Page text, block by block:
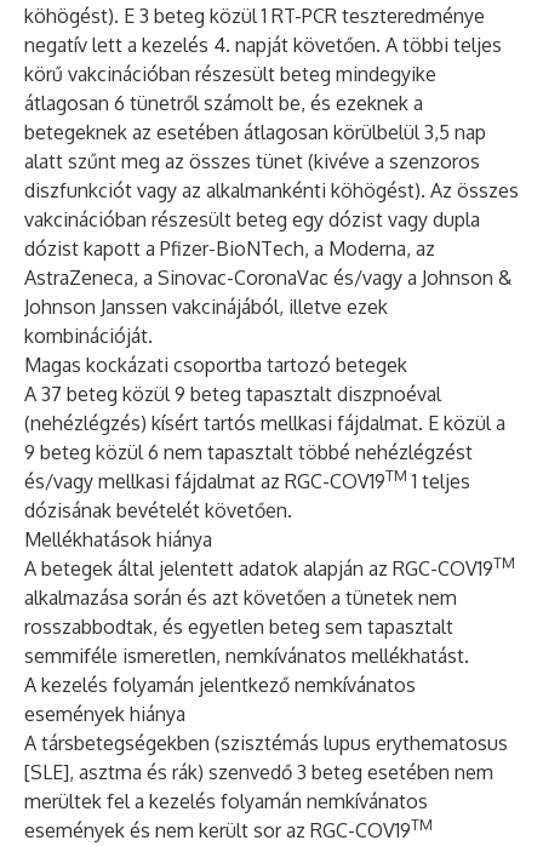
köhögést). E 3 beteg közül 1 RT-PCR teszteredménye
negatív lett a kezelés 4. napját követően. A többi teljes
körű vakcinációban részesült beteg mindegyike
átlagosan 6 tünetről számolt be, és ezeknek a
betegeknek az esetében átlagosan körülbelül 3,5 nap
alatt szűnt meg az összes tünet (kivéve a szenzoros
diszfunkciót vagy az alkalmankénti köhögést). Az összes
vakcinációban részesült beteg egy dózist vagy dupla
dózist kapott a Pfizer-BioNTech, a Moderna, az
AstraZeneca, a Sinovac-CoronaVac és/vagy a Johnson &
Johnson Janssen vakcinájából, illetve ezek
kombinációját.
Magas kockázati csoportba tartozó betegek
A 37 beteg közül 9 beteg tapasztalt diszpnoéval
(nehézlégzés) kísért tartós mellkasi fájdalmat. E közül a
9 beteg közül 6 nem tapasztalt többé nehézlégzést
és/vagy mellkasi fájdalmat az RGC-COV19TM 1 teljes
dózisának bevételét követően.
Mellékhatások hiánya
A betegek által jelentett adatok alapján az RGC-COV19TM
alkalmazása során és azt követően a tünetek nem
rosszabbodtak, és egyetlen beteg sem tapasztalt
semmiféle ismeretlen, nemkívánatos mellékhatást.
A kezelés folyamán jelentkező nemkívánatos
események hiánya
A társbetegségekben (szisztémás lupus erythematosus
[SLE], asztma és rák) szenvedő 3 beteg esetében nem
merültek fel a kezelés folyamán nemkívánatos
események és nem került sor az RGC-COV19TM